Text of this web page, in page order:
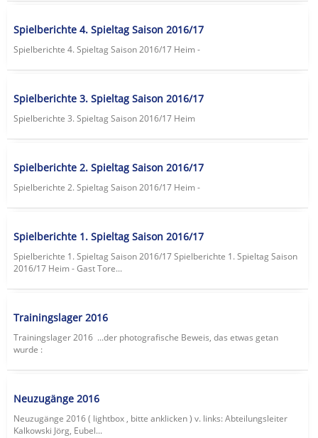
Spielberichte 4. Spieltag Saison 2016/17
Spielberichte 4. Spieltag Saison 2016/17 Heim -
Spielberichte 3. Spieltag Saison 2016/17
Spielberichte 3. Spieltag Saison 2016/17 Heim
Spielberichte 2. Spieltag Saison 2016/17
Spielberichte 2. Spieltag Saison 2016/17 Heim -
Spielberichte 1. Spieltag Saison 2016/17
Spielberichte 1. Spieltag Saison 2016/17 Spielberichte 1. Spieltag Saison
2016/17 Heim - Gast Tore...
Trainingslager 2016
Trainingslager 2016 ...der photografische Beweis, das etwas getan
wurde :
Neuzugänge 2016
Neuzugänge 2016 ( lightbox , bitte anklicken ) v. links: Abteilungsleiter
Kalkowski Jörg, Eubel...